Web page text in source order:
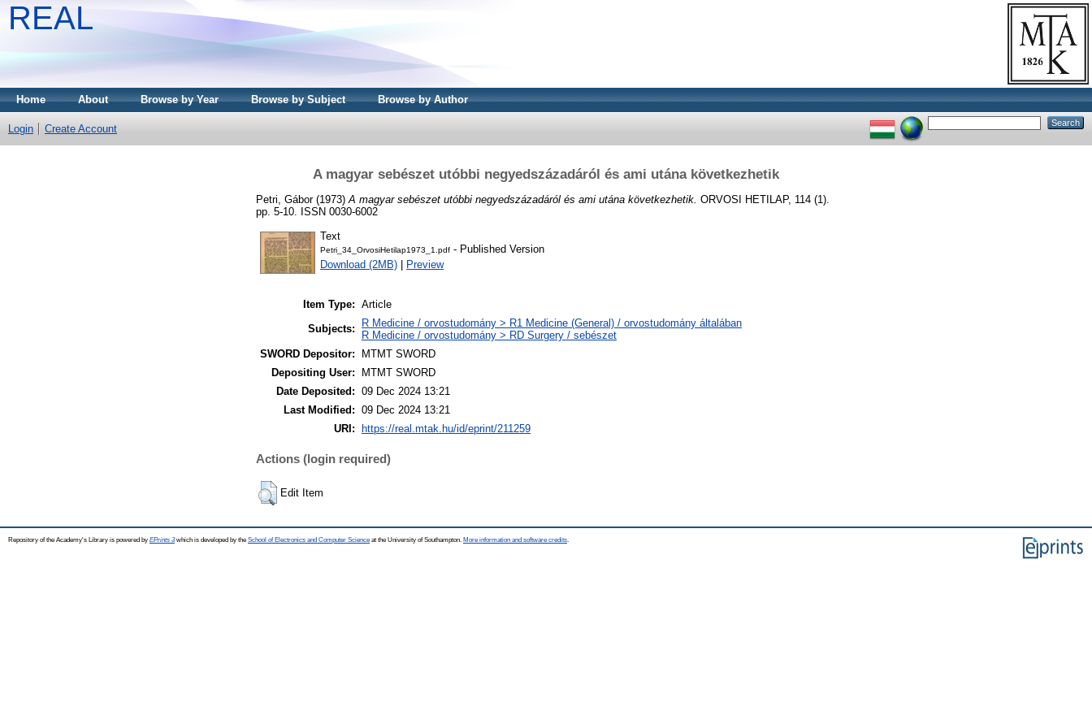
REAL
Home About Browse by Year Browse by Subject Browse by Author
Login Create Account
A magyar sebészet utóbbi negyedszázadáról és ami utána következhetik
Petri, Gábor(1973) A magyar sebészet utóbbi negyedszázadáról és ami utána következhetik. ORVOSI HETILAP, 114 (1).
pp. 5-10. ISSN 0030-6002
Text
Petri_34_OrvosiHetilap1973_1.pdf - Published Version
Download (2MB)
Preview
Item Type: Article
Subjects:
R Medicine / orvostudomány > R1 Medicine (General) / orvostudomány általában
R Medicine / orvostudomány > RD Surgery / sebészet
SWORD Depositor:
MTMT SWORD
Depositing User:
MTMT SWORD
Date Deposited: 09 Dec 2024 13:21
Last Modified: 09 Dec 2024 13:21
URI:
https://real.mtak.hu/id/eprint/211259
Actions (login required)
Edit Item
Repository of the Academy's Library is powered by EPrints 3which is developed by the School of Electronics and Computer Science at the University of Southampton. More information and software credits